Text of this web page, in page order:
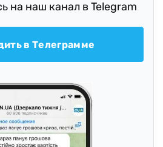
на наш канал в Telegram
в Телеграмме